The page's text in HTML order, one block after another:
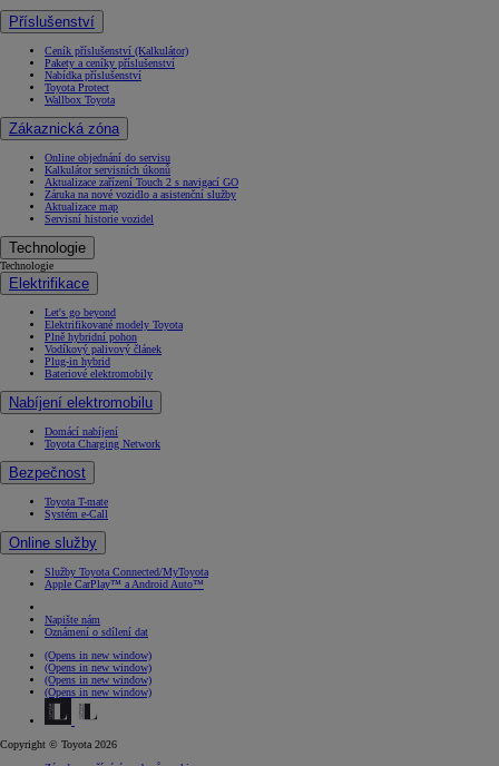
Příslušenství
Ceník příslušenství (Kalkulátor)
Pakety a ceníky příslušenství
Nabídka příslušenství
Toyota Protect
Wallbox Toyota
Zákaznická zóna
Online objednání do servisu
Kalkulátor servisních úkonů
Aktualizace zařízení Touch 2 s navigací GO
Záruka na nové vozidlo a asistenční služby
Aktualizace map
Servisní historie vozidel
Technologie
Technologie
Elektrifikace
Let's go beyond
Elektrifikované modely Toyota
Plně hybridní pohon
Vodíkový palivový článek
Plug-in hybrid
Bateriové elektromobily
Nabíjení elektromobilu
Domácí nabíjení
Toyota Charging Network
Bezpečnost
Toyota T-mate
Systém e-Call
Online služby
Služby Toyota Connected/MyToyota
Apple CarPlay™ a Android Auto™
Napište nám
Oznámení o sdílení dat
(Opens in new window)
(Opens in new window)
(Opens in new window)
(Opens in new window)
Copyright © Toyota 2026